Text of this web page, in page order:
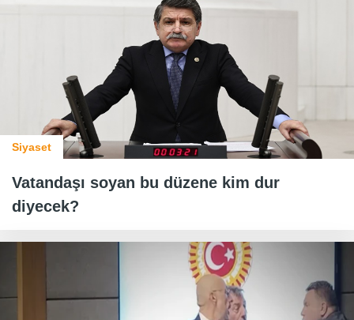
Siyaset
Vatandaşı soyan bu düzene kim dur
diyecek?